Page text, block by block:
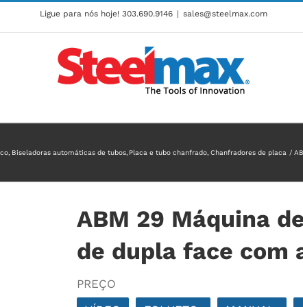
Ligue para nós hoje! 303.690.9146 | sales@steelmax.com
Biseladoras automáticas de tubos Placa e tubo chanfrado Chanfradores de placa
ABM 29 Máquina
de dupla face com
PREÇO